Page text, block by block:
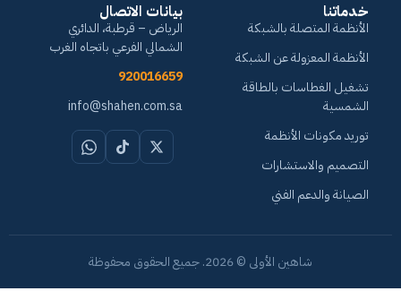
خدماتنا
الأنظمة المتصلة بالشبكة
الأنظمة المعزولة عن الشبكة
تشغيل الغطاسات بالطاقة
الشمسية
توريد مكونات الأنظمة
التصميم والاستشارات
الصيانة والدعم الفني
بيانات الاتصال
الرياض – قرطبة، الدائري
الشمالي الفرعي باتجاه الغرب
920016659
info@shahen.com.sa
شاهين الأولى © 2026. جميع الحقوق محفوظة